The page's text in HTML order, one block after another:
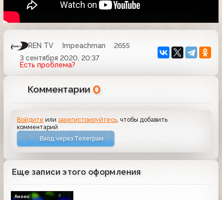
REN TV Impeachman
2655
3 сентября 2020, 20:37
Есть проблема?
Комментарии 0
Войдите илизарегистрируйтесь , чтобы добавить
комментарий
Вход через Телеграм
Еще записи этого оформления
Анонс